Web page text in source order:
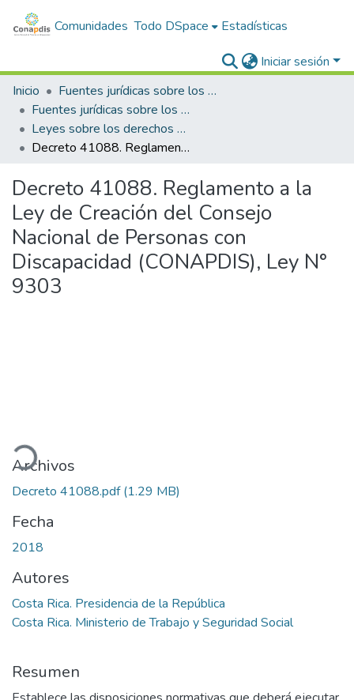
Comunidades Todo DSpace Estadísticas
Iniciar sesión
Inicio
Fuentes jurídicas sobre los derechos de las personas con discapacidad
Fuentes jurídicas sobre los derechos de las personas con discapacidad en general
Leyes sobre los derechos de las personas con discapacidad
Decreto 41088. Reglamento a la Ley de Creación del Consejo Nacional de Personas con Discapacidad (CONAPDIS), Ley N° 9303
Decreto 41088. Reglamento a la
Ley de Creación del Consejo
Nacional de Personas con
Discapacidad (CONAPDIS), Ley N°
9303
Archivos
Decreto 41088.pdf(1.29 MB)
Fecha
2018
Autores
Costa Rica. Presidencia de la República
Costa Rica. Ministerio de Trabajo y Seguridad Social
Resumen